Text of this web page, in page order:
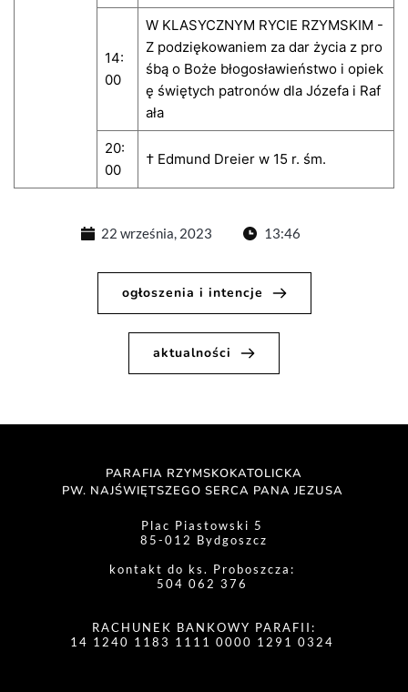
14:
00
W KLASYCZNYM RYCIE RZYMSKIM -
Z podziękowaniem za dar życia z pro
śbą o Boże błogosławieństwo i opiek
ę świętych patronów dla Józefa i Raf
ała
20:
00
† Edmund Dreier w 15 r. śm.
22 września, 2023 13:46
ogłoszenia i intencje
aktualności
PARAFIA RZYMSKOKATOLICKA
PW. NAJŚWIĘTSZEGO SERCA PANA JEZUSA
Plac Piastowski 5
85-012 Bydgoszcz
kontakt do ks. Proboszcza:
504 062 376
RACHUNEK BANKOWY PARAFII:
14 1240 1183 1111 0000 1291 0324